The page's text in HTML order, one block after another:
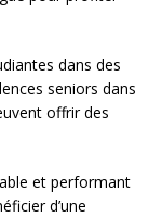
dans des
seniors dans
offrir des
et performant
d’une